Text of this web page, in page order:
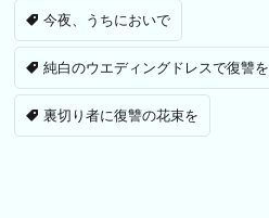
今夜、うちにおいで
純白のウエディングドレスで復讐を
裏切り者に復讐の花束を